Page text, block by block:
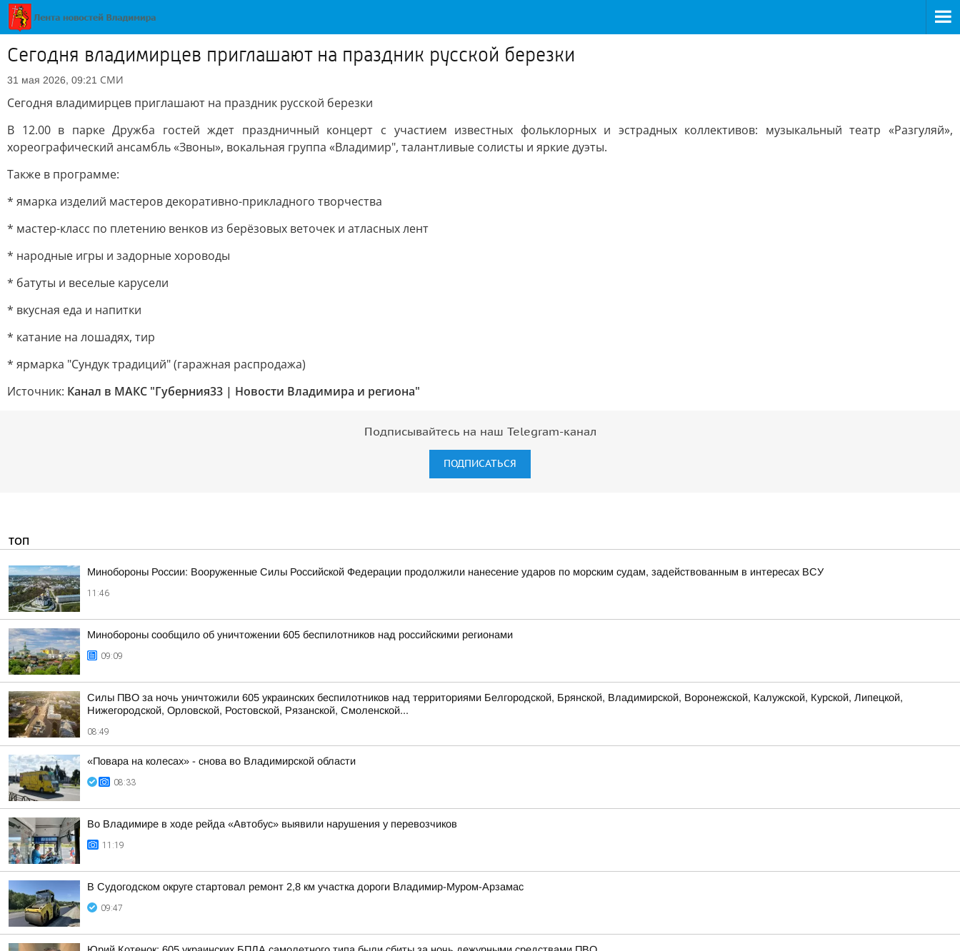
Сегодня владимирцев приглашают на праздник русской березки
31 мая 2026, 09:21 СМИ
Сегодня владимирцев приглашают на праздник русской березки
В 12.00 в парке Дружба гостей ждет праздничный концерт с участием известных фольклорных и эстрадных коллективов: музыкальный театр «Разгуляй»,
хореографический ансамбль «Звоны», вокальная группа «Владимир", талантливые солисты и яркие дуэты.
Также в программе:
* ямарка изделий мастеров декоративно-прикладного творчества
* мастер-класс по плетению венков из берёзовых веточек и атласных лент
* народные игры и задорные хороводы
* батуты и веселые карусели
* вкусная еда и напитки
* катание на лошадях, тир
* ярмарка "Сундук традиций" (гаражная распродажа)
Источник: Канал в МАКС "Губерния33 | Новости Владимира и региона"
Подписывайтесь на наш Telegram-канал
ПОДПИСАТЬСЯ
ТОП
Минобороны России: Вооруженные Силы Российской Федерации продолжили нанесение ударов по морским судам, задействованным в интересах ВСУ
11:46
Минобороны сообщило об уничтожении 605 беспилотников над российскими регионами
09:09
Силы ПВО за ночь уничтожили 605 украинских беспилотников над территориями Белгородской, Брянской, Владимирской, Воронежской, Калужской, Курской, Липецкой,
Нижегородской, Орловской, Ростовской, Рязанской, Смоленской...
08:49
«Повара на колесах» - снова во Владимирской области
08:33
Во Владимире в ходе рейда «Автобус» выявили нарушения у перевозчиков
11:19
В Судогодском округе стартовал ремонт 2,8 км участка дороги Владимир-Муром-Арзамас
09:47